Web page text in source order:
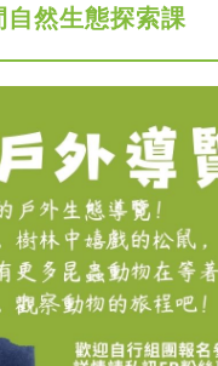
然生態探索課